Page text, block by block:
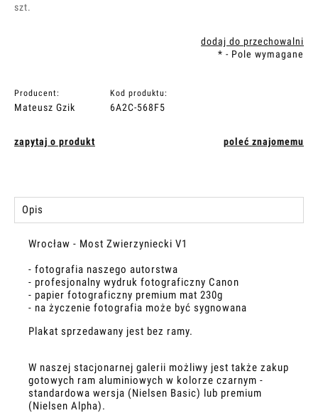
szt.
dodaj do przechowalni
* - Pole wymagane
Producent:
Mateusz Gzik
Kod produktu:
6A2C-568F5
zapytaj o produkt poleć znajomemu
Opis
Wrocław - Most Zwierzyniecki V1
- fotografia naszego autorstwa
- profesjonalny wydruk fotograficzny Canon
- papier fotograficzny premium mat 230g
- na życzenie fotografia może być sygnowana
Plakat sprzedawany jest bez ramy.
W naszej stacjonarnej galerii możliwy jest także zakup
gotowych ram aluminiowych w kolorze czarnym -
standardowa wersja (Nielsen Basic) lub premium
(Nielsen Alpha).